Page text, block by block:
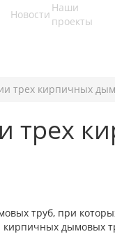
Новости
Наши
проекты
трех кирпичных
трех
труб, при
дымовых